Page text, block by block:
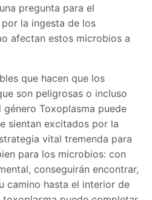
pregunta para el
la ingesta de los
afectan estos microbios a
que hacen que los
son peligrosas o incluso
Toxoplasma puede
sientan excitados por la
vital tremenda para
para los microbios: con
conseguirán encontrar,
camino hasta el interior de